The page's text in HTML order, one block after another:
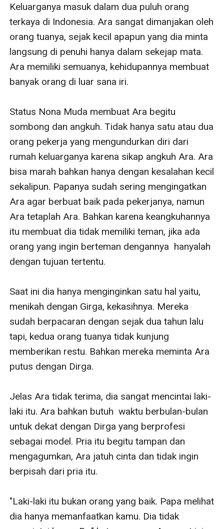
Keluarganya masuk dalam dua puluh orang
terkaya di Indonesia. Ara sangat dimanjakan oleh
orang tuanya, sejak kecil apapun yang dia minta
langsung di penuhi hanya dalam sekejap mata.
Ara memiliki semuanya, kehidupannya membuat
banyak orang di luar sana iri.
Status Nona Muda membuat Ara begitu
sombong dan angkuh. Tidak hanya satu atau dua
orang pekerja yang mengundurkan diri dari
rumah keluarganya karena sikap angkuh Ara. Ara
bisa marah bahkan hanya dengan kesalahan kecil
sekalipun. Papanya sudah sering mengingatkan
Ara agar berbuat baik pada pekerjanya, namun
Ara tetaplah Ara. Bahkan karena keangkuhannya
itu membuat dia tidak memiliki teman, jika ada
orang yang ingin berteman dengannya  hanyalah
dengan tujuan tertentu.
Saat ini dia hanya menginginkan satu hal yaitu,
menikah dengan Girga, kekasihnya. Mereka
sudah berpacaran dengan sejak dua tahun lalu
tapi, kedua orang tuanya tidak kunjung
memberikan restu. Bahkan mereka meminta Ara
putus dengan Dirga.
Jelas Ara tidak terima, dia sangat mencintai laki-
laki itu. Ara bahkan butuh  waktu berbulan-bulan
untuk dekat dengan Dirga yang berprofesi
sebagai model. Pria itu begitu tampan dan
mengagumkan, Ara jatuh cinta dan tidak ingin
berpisah dari pria itu.
"Laki-laki itu bukan orang yang baik. Papa melihat
dia hanya memanfaatkan kamu. Dia tidak